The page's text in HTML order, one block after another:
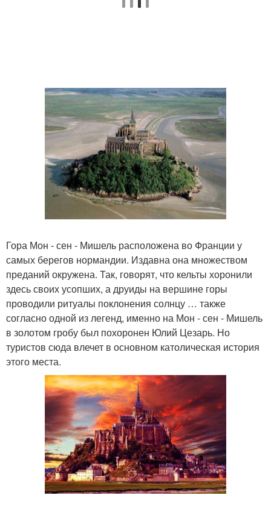
Гора Мон - сен - Мишель расположена во Франции у
самых берегов нормандии. Издавна она множеством
преданий окружена. Так, говорят, что кельты хоронили
здесь своих усопших, а друиды на вершине горы
проводили ритуалы поклонения солнцу … также
согласно одной из легенд, именно на Мон - сен - Мишель
в золотом гробу был похоронен Юлий Цезарь. Но
туристов сюда влечет в основном католическая история
этого места.